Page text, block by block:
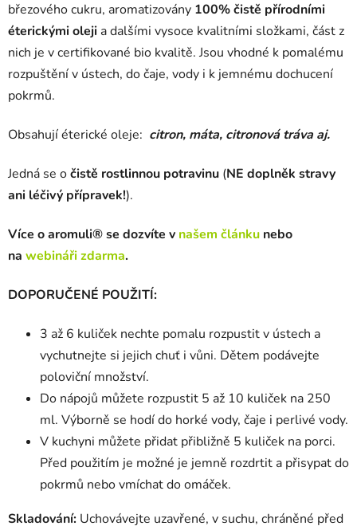
březového cukru, aromatizovány 100% čistě přírodními
éterickými oleji a dalšími vysoce kvalitními složkami, část z
nich je v certifikované bio kvalitě. Jsou vhodné k pomalému
rozpuštění v ústech, do čaje, vody i k jemnému dochucení
pokrmů.
Obsahují éterické oleje: citron, máta, citronová tráva aj.
Jedná se očistě rostlinnou potravinu (NE doplněk stravy
ani léčivý přípravek!).
Více o aromuli® se dozvíte v našem článku nebo
na webináři zdarma.
DOPORUČENÉ POUŽITÍ:
3 až 6 kuliček nechte pomalu rozpustit v ústech a
vychutnejte si jejich chuť i vůni. Dětem podávejte
poloviční množství.
Do nápojů můžete rozpustit 5 až 10 kuliček na 250
ml. Výborně se hodí do horké vody, čaje i perlivé vody.
V kuchyni můžete přidat přibližně 5 kuliček na porci.
Před použitím je možné je jemně rozdrtit a přisypat do
pokrmů nebo vmíchat do omáček.
Skladování: Uchovávejte uzavřené, v suchu, chráněné před